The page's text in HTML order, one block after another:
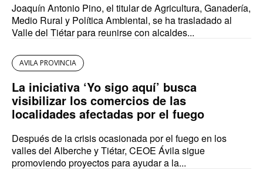
Joaquín Antonio Pino, el titular de Agricultura, Ganadería,
Medio Rural y Política Ambiental, se ha trasladado al
Valle del Tiétar para reunirse con alcaldes...
AVILA PROVINCIA
La iniciativa ‘Yo sigo aquí’ busca
visibilizar los comercios de las
localidades afectadas por el fuego
Después de la crisis ocasionada por el fuego en los
valles del Alberche y Tiétar, CEOE Ávila sigue
promoviendo proyectos para ayudar a la...